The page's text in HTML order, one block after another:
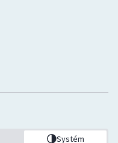
Systém